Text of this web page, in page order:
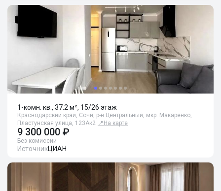
1-комн. кв., 37.2 м², 15/26 этаж
Краснодарский край, Сочи, р-н Центральный, мкр. Макаренко,
Пластунская улица, 123Ак2 📍 На карте
9 300 000 ₽
Без комиссии
ИсточникЦИАН